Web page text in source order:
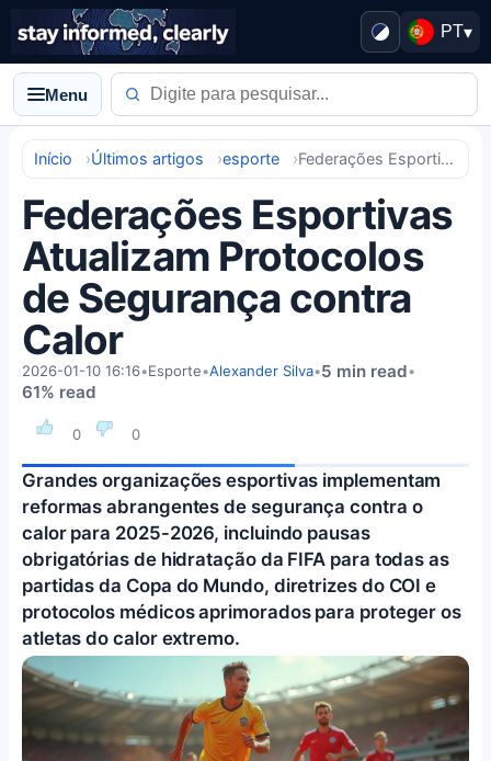
PT▾
Menu
Início Últimos artigos esporte Federações Esportivas Atualizam Protocolos de Segurança contra Calor
Federações Esportivas
Atualizam Protocolos
de Segurança contra
Calor
0 0
2026-01-10 16:16•Esporte•Alexander Silva•5 min read•
61% read
Grandes organizações esportivas implementam
reformas abrangentes de segurança contra o
calor para 2025-2026, incluindo pausas
obrigatórias de hidratação da FIFA para todas as
partidas da Copa do Mundo, diretrizes do COI e
protocolos médicos aprimorados para proteger os
atletas do calor extremo.